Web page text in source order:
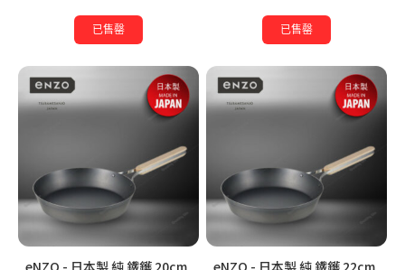
已售罄 已售罄
eNZO - 日本製 純 鐵鑊 20cm
eNZO - 日本製 純 鐵鑊 22cm